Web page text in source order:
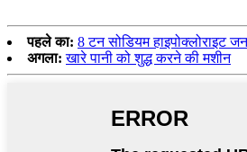
पहले का: 8 टन सोडियम हाइपोक्लोराइट
अगला: खारे पानी को शुद्ध करने की मशीन